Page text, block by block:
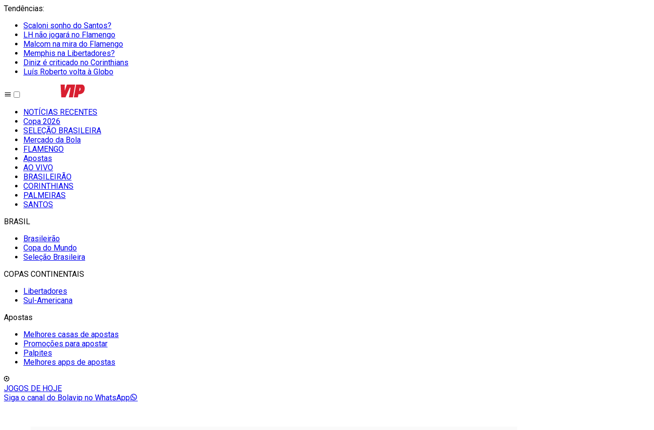
Tendências:
Scaloni sonho do Santos?
LH não jogará no Flamengo
Malcom na mira do Flamengo
Memphis na Libertadores?
Diniz é criticado no Corinthians
Luís Roberto volta à Globo
NOTÍCIAS RECENTES
Copa 2026
SELEÇÃO BRASILEIRA
Mercado da Bola
FLAMENGO
Apostas
AO VIVO
BRASILEIRÃO
CORINTHIANS
PALMEIRAS
SANTOS
BRASIL
Brasileirão
Copa do Mundo
Seleção Brasileira
COPAS CONTINENTAIS
Libertadores
Sul-Americana
Apostas
Melhores casas de apostas
Promoções para apostar
Palpites
Melhores apps de apostas
JOGOS DE HOJE
Siga o canal do Bolavip no WhatsApp